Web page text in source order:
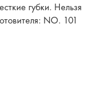
губки. Нельзя
NO. 101